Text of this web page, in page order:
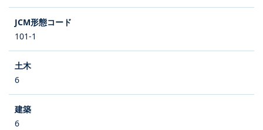
101-1
6
6